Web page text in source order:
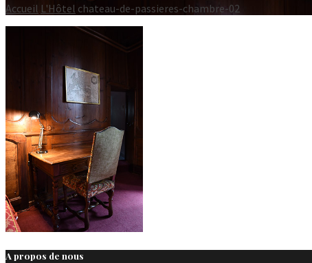
Accueil L'Hôtel chateau-de-passieres-chambre-02
A propos de nous